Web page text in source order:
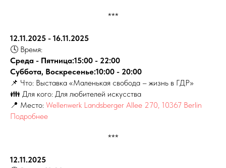
***
12.11.2025 - 16.11.2025
🕓 Время:
Среда - Пятница:15:00 - 22:00
Суббота, Воскресенье:10:00 - 20:00
📌 Что: Выставка «Маленькая свобода – жизнь в ГДР»
👪 Для кого: Для любителей искусства
📍 Место: Wellenwerk Landsberger Allee 270, 10367 Berlin
Подробнее
***
12.11.2025